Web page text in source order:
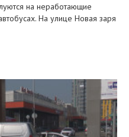
на неработающие
На улице Новая заря